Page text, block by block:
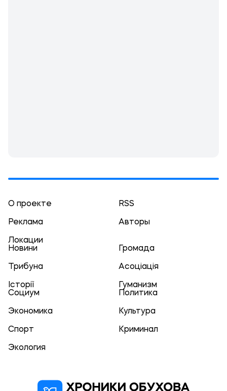
О проекте RSS
Реклама Авторы
Локации
Новини
Громада
Трибуна Асоціація
Історії
Гуманизм
Социум
Политика
Экономика Культура
Спорт Криминал
Экология